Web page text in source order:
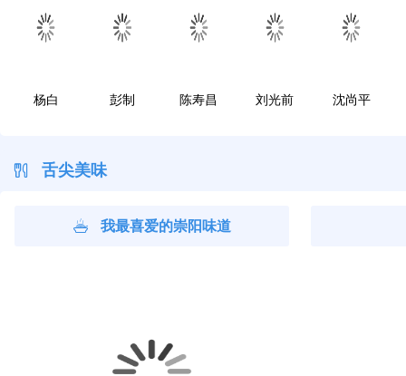
杨白 彭制 陈寿昌 刘光前 沈尚平
舌尖美味
我最喜爱的崇阳味道